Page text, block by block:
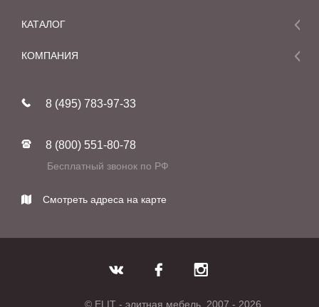
КАТАЛОГ
Мебель
Фабрики
КОМПАНИЯ
Реставрация
Контакты
8 (495) 783-97-33
8 (800) 551-80-78
Бесплатный звонок по РФ
Смотреть адреса на карте
© ELIT - элитная мебель, 2007 - 2026